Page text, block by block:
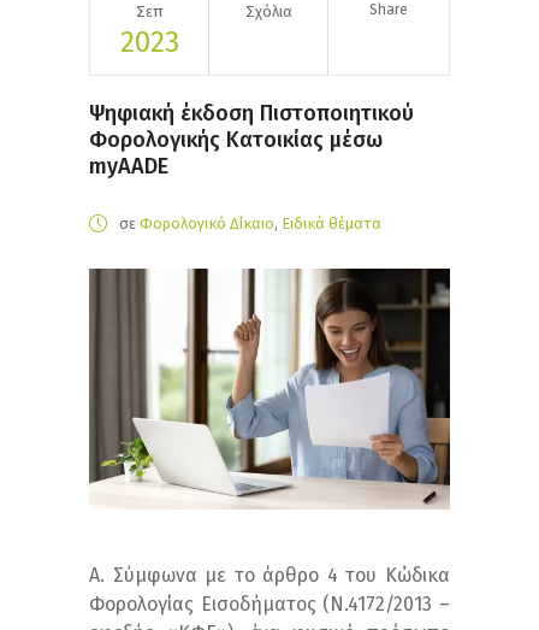
Σεπ
2023
Σχόλια Share
Ψηφιακή έκδοση Πιστοποιητικού
Φορολογικής Κατοικίας μέσω
myAADE
σε Φορολογικό Δίκαιο, Ειδικά θέματα
Α. Σύμφωνα με το άρθρο 4 του Κώδικα
Φορολογίας Εισοδήματος (Ν.4172/2013 –